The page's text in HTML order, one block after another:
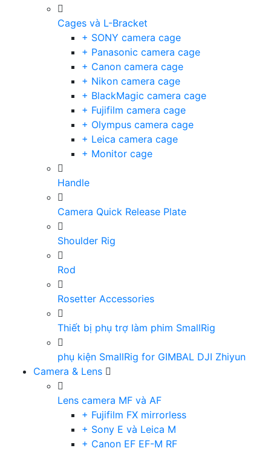
Cages và L-Bracket
+ SONY camera cage
+ Panasonic camera cage
+ Canon camera cage
+ Nikon camera cage
+ BlackMagic camera cage
+ Fujifilm camera cage
+ Olympus camera cage
+ Leica camera cage
+ Monitor cage
Handle
Camera Quick Release Plate
Shoulder Rig
Rod
Rosetter Accessories
Thiết bị phụ trợ làm phim SmallRig
phụ kiện SmallRig for GIMBAL DJI Zhiyun
Camera & Lens
Lens camera MF và AF
+ Fujifilm FX mirrorless
+ Sony E và Leica M
+ Canon EF EF-M RF